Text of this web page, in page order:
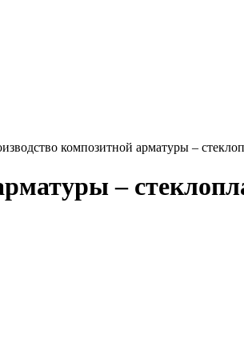
композитной арматуры –
–